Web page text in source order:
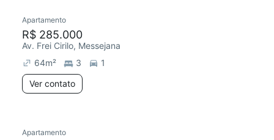
Apartamento
R$ 285.000
Av. Frei Cirilo, Messejana
64m² 3
1
Ver contato
Apartamento